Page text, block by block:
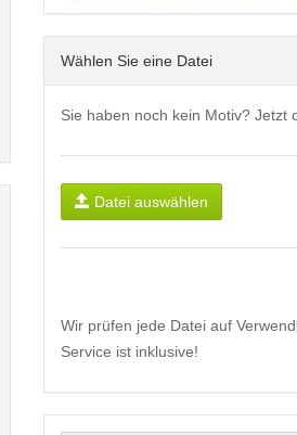
Wählen Sie eine Datei
Sie haben noch kein Motiv? Jetzt
Datei auswählen
Wir prüfen jede Datei auf
Service ist inklusive!